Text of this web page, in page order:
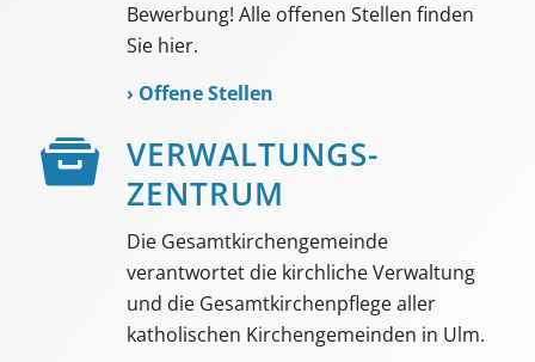
Bewerbung! Alle offenen Stellen finden
Sie hier.
› Offene Stellen
VER­WALTUNGS­­
ZENTRUM
Die Gesamtkirchengemeinde
verantwortet die kirchliche Verwaltung
und die Gesamtkirchenpflege aller
katholischen Kirchengemeinden in Ulm.